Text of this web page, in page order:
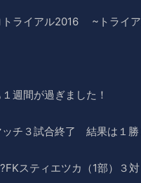
トライアル2016 ~トライ
週間が過ぎました！
ッチ３試合終了 結果は１勝
スティエツカ（1部）３